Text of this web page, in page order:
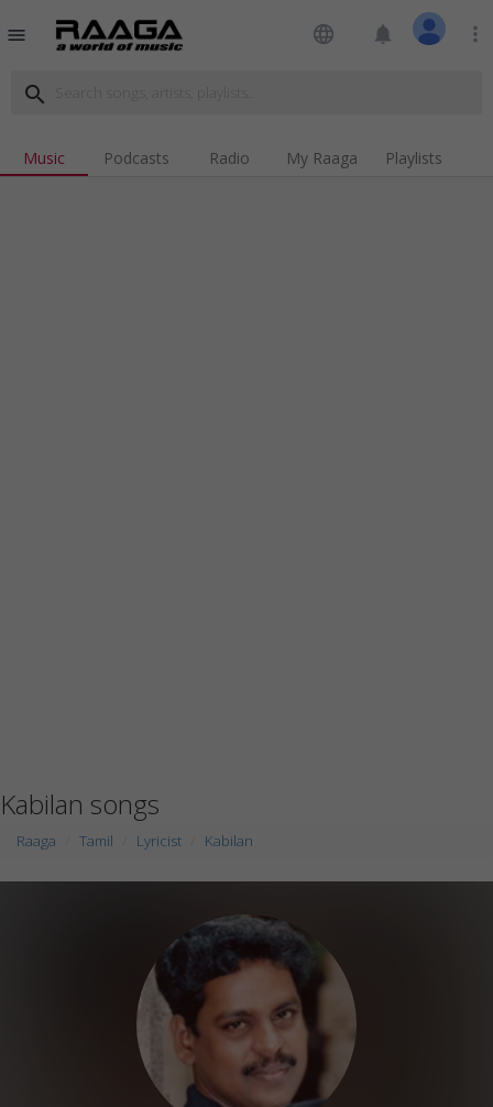
menu language notifications more_vert
search
Music Podcasts Radio My Raaga Playlists
Kabilan songs
Raaga Tamil Lyricist Kabilan